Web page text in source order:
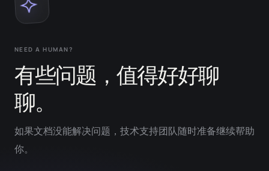
NEED A HUMAN?
有些问题，值得好好聊
聊。
如果文档没能解决问题，技术支持团队随时准备继续帮助
你。